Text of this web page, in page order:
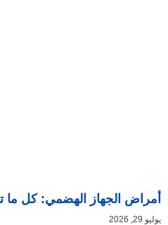
أمراض الجهاز الهضمي: كل ما
يوليو 29, 2026